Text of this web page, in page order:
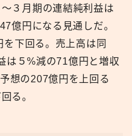
３月期の連結純利益は
億円になる見通しだ。
下回る。売上高は同
は５%減の71億円と増収
想の207億円を上回る
る。